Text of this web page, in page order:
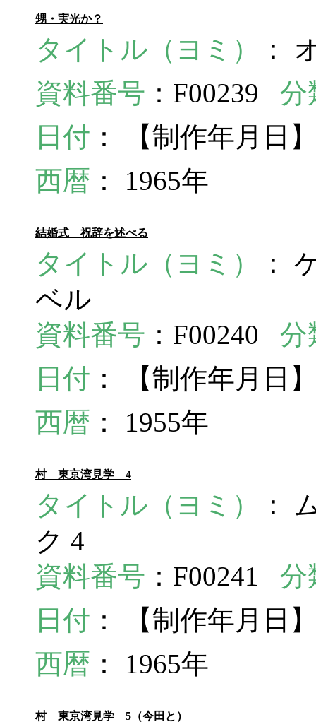
甥・実光か？
タイトル（ヨミ）
：
資料番号 ：F00239 分
日付 ： 【制作年月日
西暦 ： 1965年
結婚式 祝辞を述べる
タイトル（ヨミ）
：
ベル
資料番号 ：F00240 分
日付 ： 【制作年月日
西暦 ： 1955年
村 東京湾見学 4
タイトル（ヨミ）
：
ク 4
資料番号 ：F00241 分
日付 ： 【制作年月日
西暦 ： 1965年
村 東京湾見学 5（今田と）